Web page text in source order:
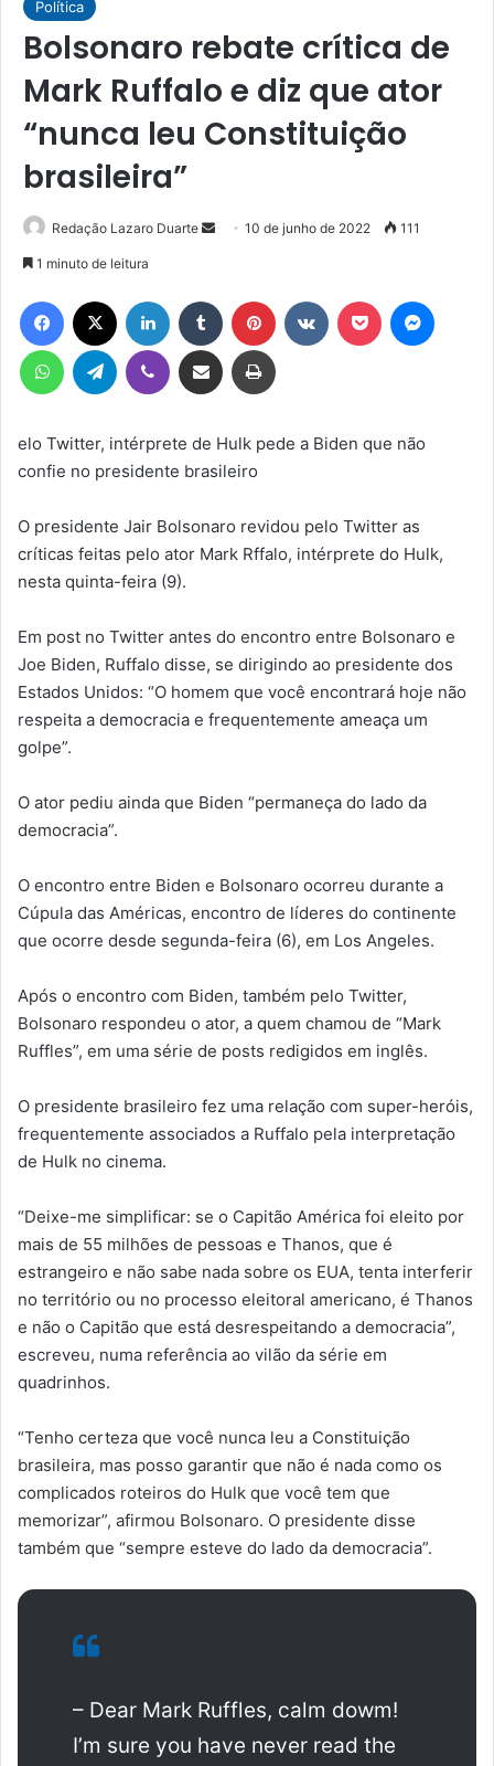
Política
Bolsonaro rebate crítica de
Mark Ruffalo e diz que ator
“nunca leu Constituição
brasileira”
Redação Lazaro Duarte
Mande
mail
10 de junho de 2022 111
1 minuto de leitura
Facebook Linkedin Tumblr Pinterest Pocket
WhatsAppTelegram Viber Compartilhar via e-mail Imprimir
elo Twitter, intérprete de Hulk pede a Biden que não
confie no presidente brasileiro
O presidente Jair Bolsonaro revidou pelo Twitter as
críticas feitas pelo ator Mark Rffalo, intérprete do Hulk,
nesta quinta-feira (9).
Em post no Twitter antes do encontro entre Bolsonaro e
Joe Biden, Ruffalo disse, se dirigindo ao presidente dos
Estados Unidos: “O homem que você encontrará hoje não
respeita a democracia e frequentemente ameaça um
golpe”.
O ator pediu ainda que Biden “permaneça do lado da
democracia”.
O encontro entre Biden e Bolsonaro ocorreu durante a
Cúpula das Américas, encontro de líderes do continente
que ocorre desde segunda-feira (6), em Los Angeles.
Após o encontro com Biden, também pelo Twitter,
Bolsonaro respondeu o ator, a quem chamou de “Mark
Ruffles”, em uma série de posts redigidos em inglês.
O presidente brasileiro fez uma relação com super-heróis,
frequentemente associados a Ruffalo pela interpretação
de Hulk no cinema.
“Deixe-me simplificar: se o Capitão América foi eleito por
mais de 55 milhões de pessoas e Thanos, que é
estrangeiro e não sabe nada sobre os EUA, tenta interferir
no território ou no processo eleitoral americano, é Thanos
e não o Capitão que está desrespeitando a democracia”,
escreveu, numa referência ao vilão da série em
quadrinhos.
“Tenho certeza que você nunca leu a Constituição
brasileira, mas posso garantir que não é nada como os
complicados roteiros do Hulk que você tem que
memorizar”, afirmou Bolsonaro. O presidente disse
também que “sempre esteve do lado da democracia”.
– Dear Mark Ruffles, calm dowm!
I’m sure you have never read the